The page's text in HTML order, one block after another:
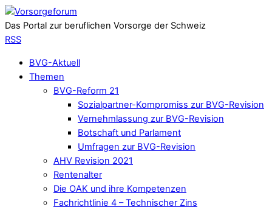
Das Portal zur beruflichen Vorsorge der Schweiz
RSS
BVG-Aktuell
Themen
BVG-Reform 21
Sozialpartner-Kompromiss zur BVG-Revision
Vernehmlassung zur BVG-Revision
Botschaft und Parlament
Umfragen zur BVG-Revision
AHV Revision 2021
Rentenalter
Die OAK und ihre Kompetenzen
Fachrichtlinie 4 – Technischer Zins